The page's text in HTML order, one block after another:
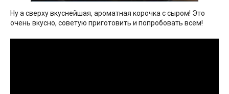
Ну а сверху вкуснейшая, ароматная корочка с сыром! Это
очень вкусно, советую приготовить и попробовать всем!